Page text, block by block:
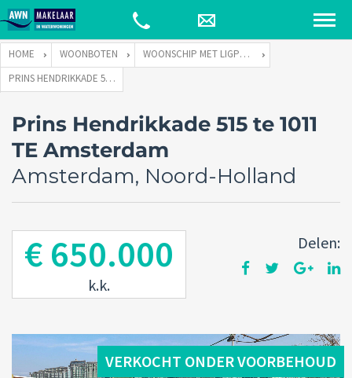
HOME WOONBOTEN
WOONSCHIP MET LIGPLAATS
PRINS HENDRIKKADE 515 TE 1011 TE AMSTERDAM
Prins Hendrikkade 515 te 1011
TE Amsterdam
Amsterdam, Noord-Holland
€ 650.000
k.k.
Delen:
VERKOCHT ONDER VOORBEHOUD